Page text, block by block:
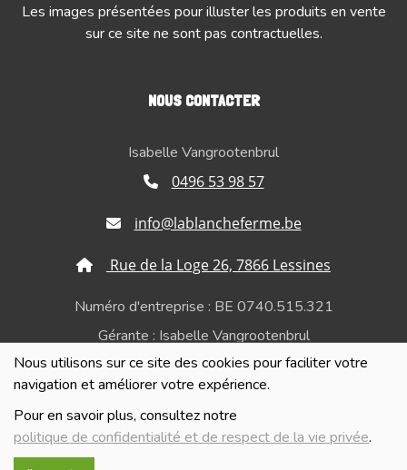
Nous utilisons sur ce site des cookies pour faciliter votre
navigation et améliorer votre expérience.
Pour en savoir plus, consultez notre
politique de confidentialité et de respect de la vie privée.
Les images présentées pour illuster les produits en vente
sur ce site ne sont pas contractuelles.
NOUS CONTACTER
Isabelle Vangrootenbrul
0496 53 98 57
info@lablancheferme.be
Rue de la Loge 26, 7866 Lessines
Numéro d'entreprise : BE 0740.515.321
Gérante : Isabelle Vangrootenbrul
Politique de confidentialité et de respect de la vie
privée